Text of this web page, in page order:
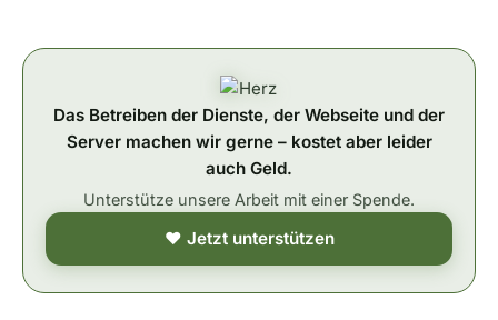
Das Betreiben der Dienste, der Webseite und der
Server machen wir gerne – kostet aber leider
auch Geld.
Unterstütze unsere Arbeit mit einer Spende.
❤ Jetzt unterstützen